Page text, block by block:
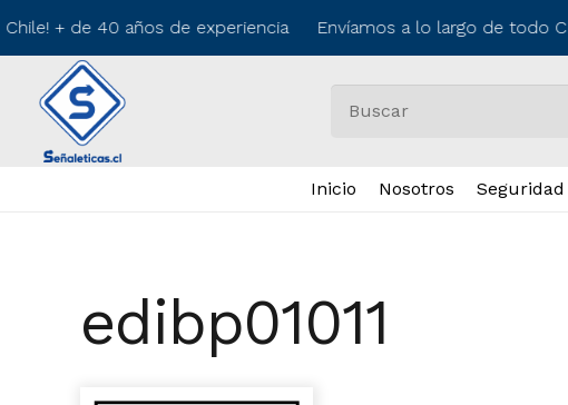
+ de 40 años de experiencia Envíamos a lo largo de todo
Inicio Nosotros Seguridad
edibp01011